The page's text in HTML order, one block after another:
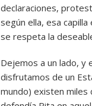
declaraciones,
según ella, esa
se respeta la
Dejemos a un lado, y
disfrutamos de un
mundo) existen miles